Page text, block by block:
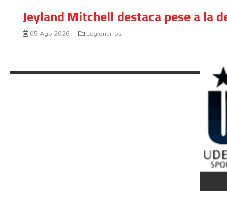
Jeyland Mitchell destaca pese a la
05 Ago 2026 Legionarios